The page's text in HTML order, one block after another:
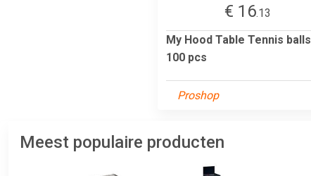
€ 16.13
My Hood Table Tennis balls
100 pcs
Proshop
Meest populaire producten